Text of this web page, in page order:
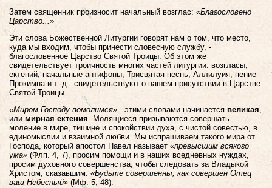
Затем священник произносит начальный возглас: «Благословено
Царство...»
Эти слова Божественной Литургииговорят нам о том, что место,
куда мы входим, чтобы принести словесную службу, -
благословенное Царство Святой Троицы. Об этом же
свидетельствует троичность многих частей литургии: возгласы,
ектений, начальные антифоны, Трисвятая песнь, Аллилуия, пение
Прокимна и т. д.- свидетельствуют о нашем присутствии в Царстве
Святой Троицы.
«Миром Господу помолимся»- этими словами начинается великая,
или мирная ектения. Молящиеся призываются совершать
моление в мире, тишине и спокойствии духа, с чистой совестью, в
единомыслии и взаимной любви. Мы испрашиваем такого мира от
Господа, который апостол Павел называет «превысшим всякого
ума»(Флп. 4, 7), просим помощи и в наших вседневных нуждах,
просим духовного совершенства, чтобы следовать за Владыкой
Христом, сказавшим: «Будьте совершенны, как совершен Отец
ваш Небесный»(Мф. 5, 48).